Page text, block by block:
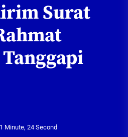
Surat
1 Minute, 24 Second